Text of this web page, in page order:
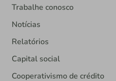
Trabalhe conosco
Notícias
Relatórios
Capital social
Cooperativismo de crédito